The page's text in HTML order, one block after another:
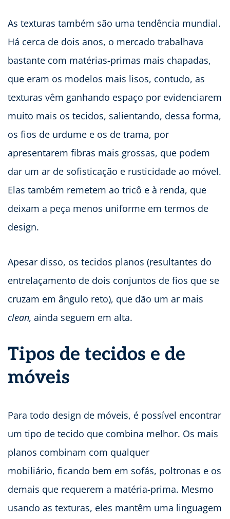
As texturas também são uma tendência mundial.
Há cerca de dois anos, o mercado trabalhava
bastante com matérias-primas mais chapadas,
que eram os modelos mais lisos, contudo, as
texturas vêm ganhando espaço por evidenciarem
muito mais os tecidos, salientando, dessa forma,
os fios de urdume e os de trama, por
apresentarem fibras mais grossas, que podem
dar um ar de sofisticação e rusticidade ao móvel.
Elas também remetem ao tricô e à renda, que
deixam a peça menos uniforme em termos de
design.
Apesar disso, os tecidos planos (resultantes do
entrelaçamento de dois conjuntos de fios que se
cruzam em ângulo reto), que dão um ar mais
clean, ainda seguem em alta.
Tipos de tecidos e de
móveis
Para todo design de móveis, é possível encontrar
um tipo de tecido que combina melhor. Os mais
planos combinam com qualquer
mobiliário, ficando bem em sofás, poltronas e os
demais que requerem a matéria-prima. Mesmo
usando as texturas, eles mantêm uma linguagem